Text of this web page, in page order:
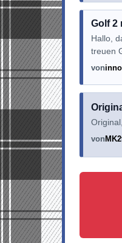
Golf 2
Hallo,
treuen
von
von